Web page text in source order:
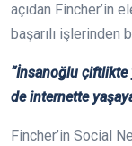
açıdan Fincher’in
başarılı işlerinden
“İnsanoğlu çiftlikte
de internette
Fincher’in Social